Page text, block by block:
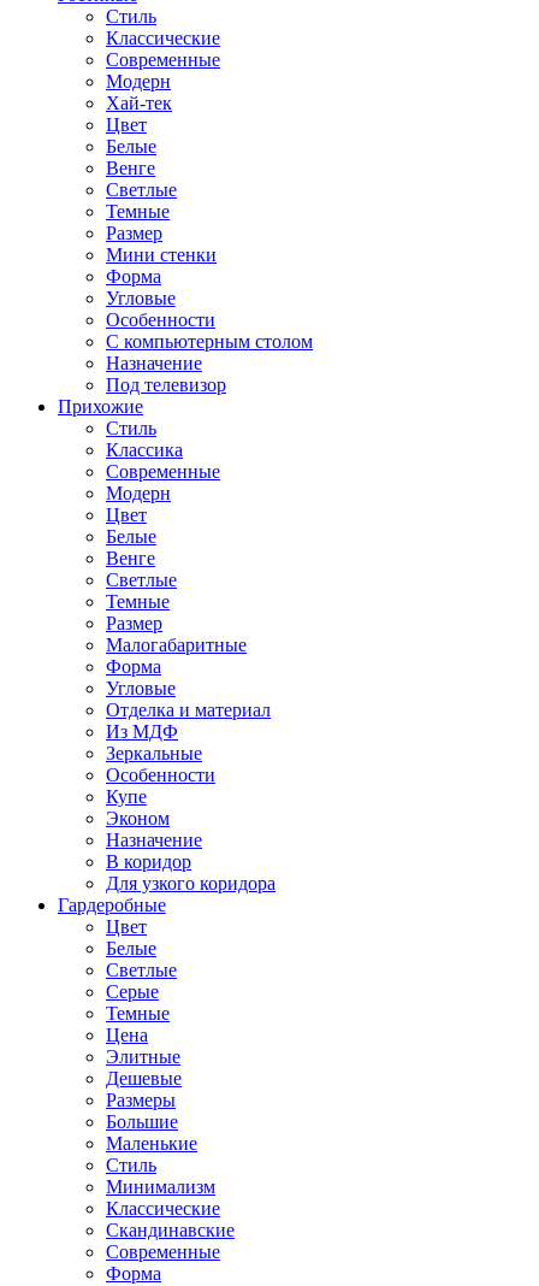
Стиль
Классические
Современные
Модерн
Хай-тек
Цвет
Белые
Венге
Светлые
Темные
Размер
Мини стенки
Форма
Угловые
Особенности
С компьютерным столом
Назначение
Под телевизор
Прихожие
Стиль
Классика
Современные
Модерн
Цвет
Белые
Венге
Светлые
Темные
Размер
Малогабаритные
Форма
Угловые
Отделка и материал
Из МДФ
Зеркальные
Особенности
Купе
Эконом
Назначение
В коридор
Для узкого коридора
Гардеробные
Цвет
Белые
Светлые
Серые
Темные
Цена
Элитные
Дешевые
Размеры
Большие
Маленькие
Стиль
Минимализм
Классические
Скандинавские
Современные
Форма